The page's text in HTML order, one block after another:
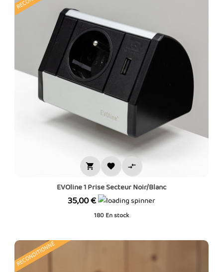
  
EVOline 1 Prise Secteur Noir/Blanc
Prix
35,00 €
180 En stock
RECONDITIONNÉ